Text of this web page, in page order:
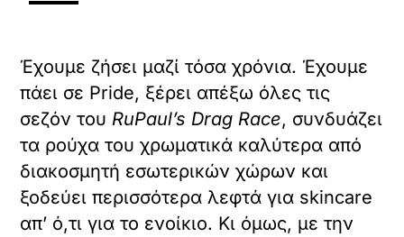
Έχουμε ζήσει μαζί τόσα χρόνια. Έχουμε
πάει σε Pride, ξέρει απέξω όλες τις
σεζόν του RuPaul’s Drag Race, συνδυάζει
τα ρούχα του χρωματικά καλύτερα από
διακοσμητή εσωτερικών χώρων και
ξοδεύει περισσότερα λεφτά για skincare
απ’ ό,τι για το ενοίκιο. Κι όμως, με την